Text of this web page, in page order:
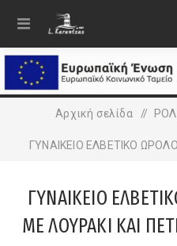
Αρχική σελίδα /
ΓΥΝΑΙΚΕΙΟ ΕΛΒΕΤΙΚΟ
ΓΥΝΑΙΚΕΙΟ
ΜΕ ΛΟΥΡΑΚΙ ΚΑΙ